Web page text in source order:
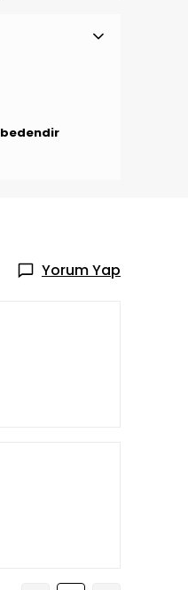
bedendir
Yorum Yap